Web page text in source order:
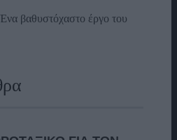
βαθυστόχαστο έργο του